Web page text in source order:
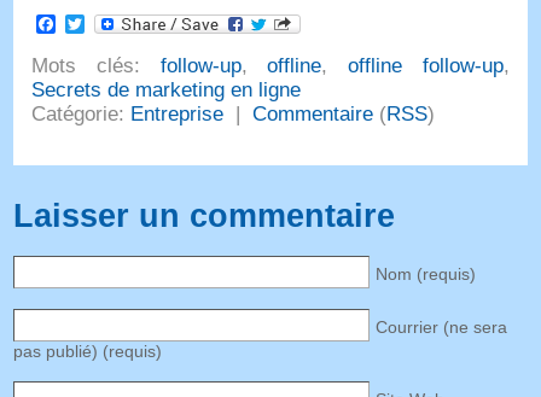
Facebook
Twitter
Mots clés: follow-up,offline,offline follow-up,
Secrets de marketing en ligne
Catégorie: Entreprise |Commentaire (RSS)
Laisser un commentaire
Nom (requis)
Courrier (ne sera
pas publié) (requis)